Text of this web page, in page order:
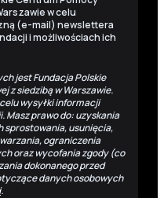
w celu
(e-mail) newslettera
i możliwościach ich
jest Fundacja Polskie
z siedzibą w Warszawie.
wysyłki informacji
Masz prawo do: uzyskania
sprostowania, usunięcia,
ograniczenia
oraz wycofania zgody (co
dokonanego przed
danych osobowych
.